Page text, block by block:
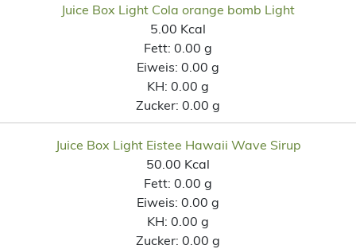
Juice Box Light Cola orange bomb Light
5.00 Kcal
Fett: 0.00 g
Eiweis: 0.00 g
KH: 0.00 g
Zucker: 0.00 g
Juice Box Light Eistee Hawaii Wave Sirup
50.00 Kcal
Fett: 0.00 g
Eiweis: 0.00 g
KH: 0.00 g
Zucker: 0.00 g